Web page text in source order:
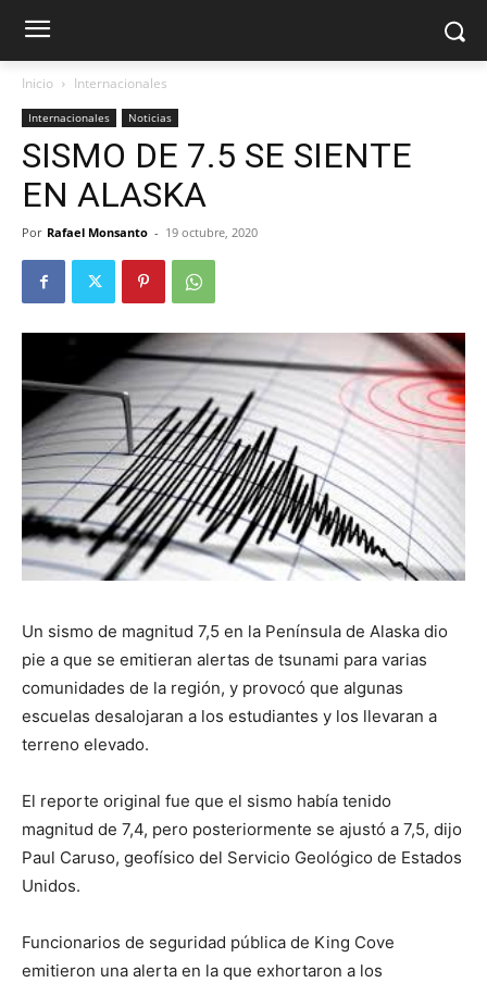
Inicio Internacionales
Internacionales Noticias
SISMO DE 7.5 SE SIENTE
EN ALASKA
Por Rafael Monsanto - 19 octubre, 2020
Un sismo de magnitud 7,5 en la Península de Alaska dio
pie a que se emitieran alertas de tsunami para varias
comunidades de la región, y provocó que algunas
escuelas desalojaran a los estudiantes y los llevaran a
terreno elevado.
El reporte original fue que el sismo había tenido
magnitud de 7,4, pero posteriormente se ajustó a 7,5, dijo
Paul Caruso, geofísico del Servicio Geológico de Estados
Unidos.
Funcionarios de seguridad pública de King Cove
emitieron una alerta en la que exhortaron a los